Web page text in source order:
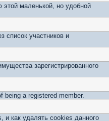
этой маленькой, но удобной
список участников и
зарегистрированного
being a registered member.
и как удалять cookies данного